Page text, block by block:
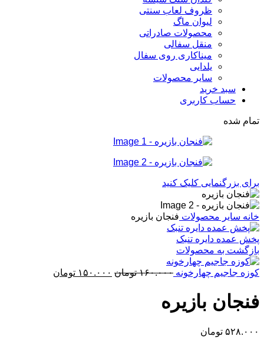
ظروف لعاب سنتی
لیوان ماگ
محصولات صادراتی
منقل سفالی
میناکاری روی سفال
یلدایی
سایر محصولات
سبد خرید
حساب کاربری
تمام شده
برای بزرگنمایی کلیک کنید
خانه سایر محصولات فنجان بازیره
پخش عمده دایره تنبک
بازگشت به محصولات
کوزه جاجیم چهارخونه ۱۶۰.۰۰۰ تومان قیمت
۱۵۰.۰۰۰ تومان
فنجان بازیره
۵۲۸.۰۰۰ تومان